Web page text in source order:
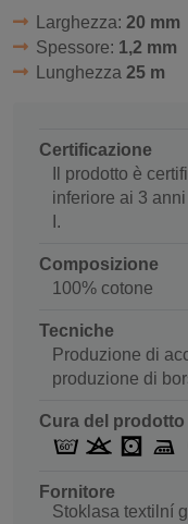
Larghezza: 20 mm
Spessore: 1,2 mm
Lunghezza 25 m
Certificazione
Il prodotto è
inferiore ai 3
I.
Composizione
100% cotone
Tecniche
Produzione di
produzione di
Cura del prodotto
Fornitore
Stoklasa textilní